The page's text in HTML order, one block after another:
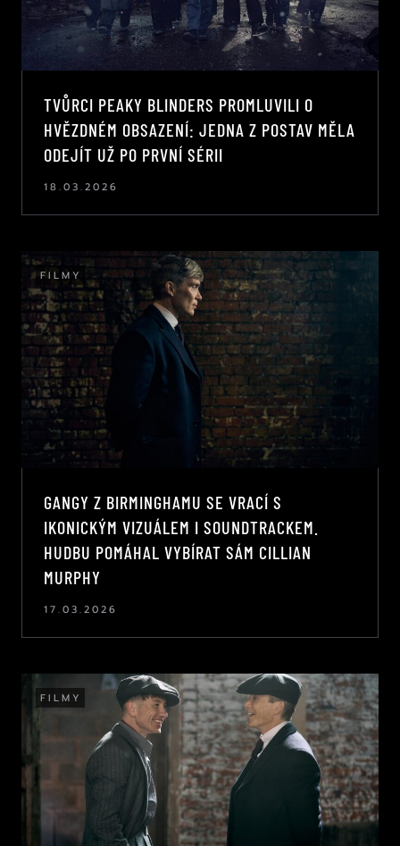
TVŮRCI PEAKY BLINDERS PROMLUVILI O
HVĚZDNÉM OBSAZENÍ: JEDNA Z POSTAV MĚLA
ODEJÍT UŽ PO PRVNÍ SÉRII
18.03.2026
FILMY
GANGY Z BIRMINGHAMU SE VRACÍ S
IKONICKÝM VIZUÁLEM I SOUNDTRACKEM.
HUDBU POMÁHAL VYBÍRAT SÁM CILLIAN
MURPHY
17.03.2026
FILMY